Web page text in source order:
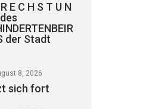
E C H S T U N
der Stadt
8, 2026
sich fort